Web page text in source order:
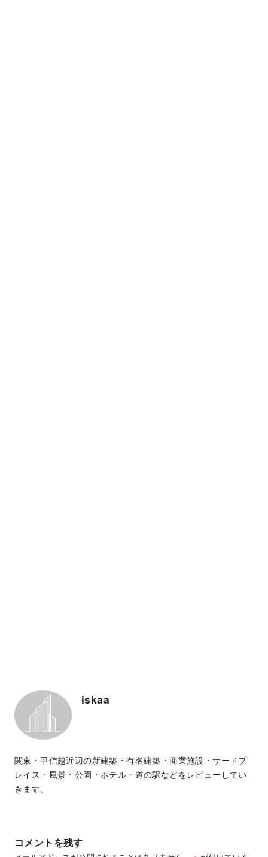
iskaa
関東・甲信越近辺の新建築・有名建築・商業施設・サードプ
レイス・風景・公園・ホテル・道の駅などをレビューしてい
きます。
コメントを残す